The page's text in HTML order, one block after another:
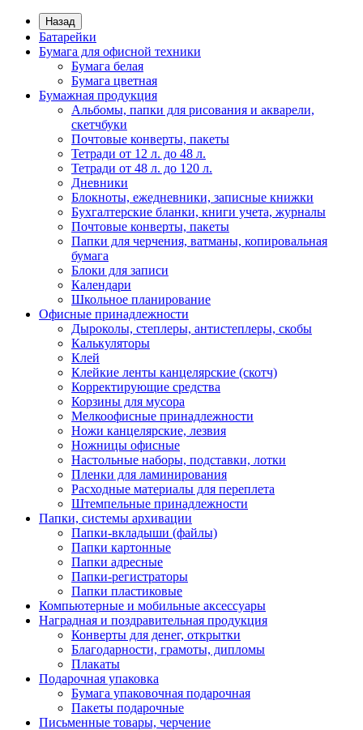
Назад
Батарейки
Бумага для офисной техники
Бумага белая
Бумага цветная
Бумажная продукция
Альбомы, папки для рисования и акварели,
скетчбуки
Почтовые конверты, пакеты
Тетради от 12 л. до 48 л.
Тетради от 48 л. до 120 л.
Дневники
Блокноты, ежедневники, записные книжки
Бухгалтерские бланки, книги учета, журналы
Почтовые конверты, пакеты
Папки для черчения, ватманы, копировальная
бумага
Блоки для записи
Календари
Школьное планирование
Офисные принадлежности
Дыроколы, степлеры, антистеплеры, скобы
Калькуляторы
Клей
Клейкие ленты канцелярские (скотч)
Корректирующие средства
Корзины для мусора
Мелкоофисные принадлежности
Ножи канцелярские, лезвия
Ножницы офисные
Настольные наборы, подставки, лотки
Пленки для ламинирования
Расходные материалы для переплета
Штемпельные принадлежности
Папки, системы архивации
Папки-вкладыши (файлы)
Папки картонные
Папки адресные
Папки-регистраторы
Папки пластиковые
Компьютерные и мобильные аксессуары
Наградная и поздравительная продукция
Конверты для денег, открытки
Благодарности, грамоты, дипломы
Плакаты
Подарочная упаковка
Бумага упаковочная подарочная
Пакеты подарочные
Письменные товары, черчение